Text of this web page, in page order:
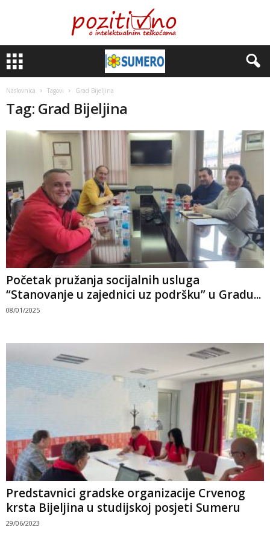
Naslovnica Tagovi Grad Bijeljina
Tag: Grad Bijeljina
Početak pružanja socijalnih usluga
“Stanovanje u zajednici uz podršku” u Gradu...
08/01/2025
Predstavnici gradske organizacije Crvenog
krsta Bijeljina u studijskoj posjeti Sumeru
29/06/2023